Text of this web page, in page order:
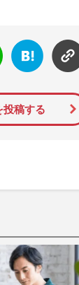
面に掲載された
はてな
ブック
マーク
投稿する